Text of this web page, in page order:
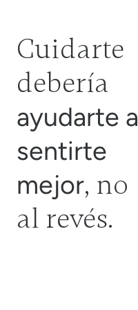
Cuidarte
debería
ayudarte a
sentirte
mejor, no
al revés.